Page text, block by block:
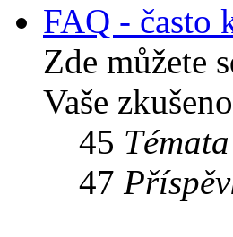
FAQ - často
Zde můžete
Vaše
45 Témata
47